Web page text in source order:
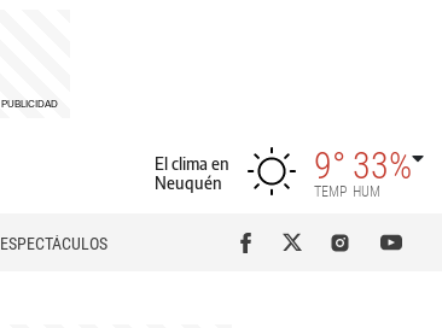
El clima en
Neuquén
9°
TEMP
33%
HUM
ESPECTÁCULOS